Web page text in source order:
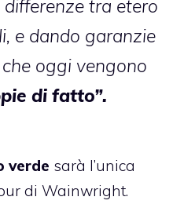
differenze tra etero
e dando garanzie
oggi vengono
di fatto”.
verde sarà l’unica
di Wainwright.